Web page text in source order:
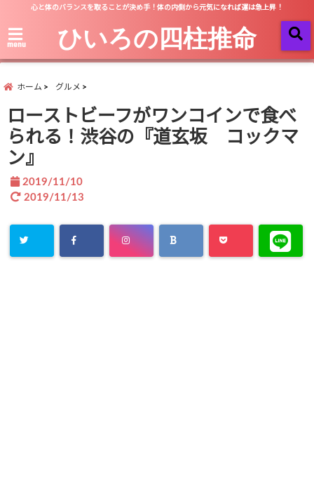
心と体のバランスを取ることが決め手！体の内側から元気になれば運は急上昇！
menu ひいろの四柱推命
ホーム グルメ
ローストビーフがワンコインで食べ
られる！渋谷の『道玄坂 コックマ
ン』
2019/11/10
2019/11/13